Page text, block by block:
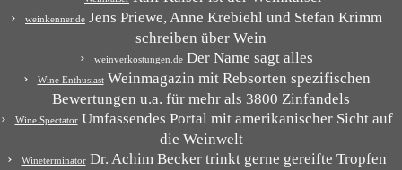
weinkenner.de Jens Priewe, Anne Krebiehl und Stefan Krimm
schreiben über Wein
weinverkostungen.de Der Name sagt alles
Wine EnthusiastWeinmagazin mit Rebsorten spezifischen
Bewertungen u.a. für mehr als 3800 Zinfandels
Wine SpectatorUmfassendes Portal mit amerikanischer Sicht auf
die Weinwelt
WineterminatorDr. Achim Becker trinkt gerne gereifte Tropfen